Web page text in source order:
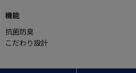
機能
抗菌防臭
こだわり設計